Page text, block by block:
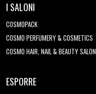
I SALONI
COSMOPACK
COSMO PERFUMERY & COSMETICS
COSMO HAIR, NAIL & BEAUTY SALON
ESPORRE